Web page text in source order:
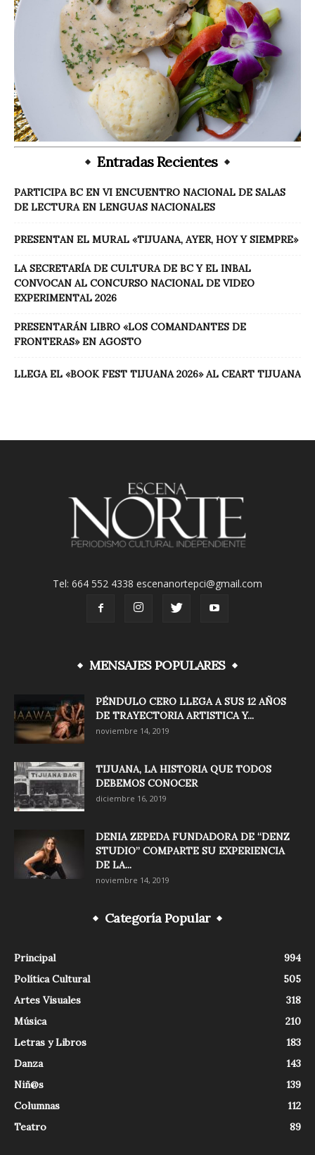
Entradas Recientes
PARTICIPA BC EN VI ENCUENTRO NACIONAL DE SALAS
DE LECTURA EN LENGUAS NACIONALES
PRESENTAN EL MURAL «TIJUANA, AYER, HOY Y SIEMPRE»
LA SECRETARÍA DE CULTURA DE BC Y EL INBAL
CONVOCAN AL CONCURSO NACIONAL DE VIDEO
EXPERIMENTAL 2026
PRESENTARÁN LIBRO «LOS COMANDANTES DE
FRONTERAS» EN AGOSTO
LLEGA EL «BOOK FEST TIJUANA 2026» AL CEART TIJUANA
Tel: 664 552 4338 escenanortepci@gmail.com
MENSAJES POPULARES
PÉNDULO CERO LLEGA A SUS 12 AÑOS
DE TRAYECTORIA ARTISTICA Y...
noviembre 14, 2019
TIJUANA, LA HISTORIA QUE TODOS
DEBEMOS CONOCER
diciembre 16, 2019
DENIA ZEPEDA FUNDADORA DE “DENZ
STUDIO” COMPARTE SU EXPERIENCIA
DE LA...
noviembre 14, 2019
Categoría Popular
Principal
994
Política Cultural
505
Artes Visuales
318
Música
210
Letras y Libros
183
Danza
143
Niñ@s
139
Columnas
112
Teatro
89